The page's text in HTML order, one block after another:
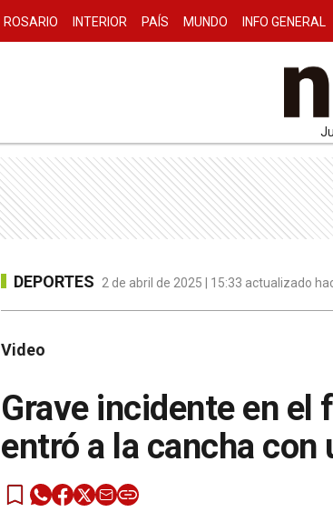
ROSARIO INTERIOR PAÍS MUNDO INFO GENERAL
DEPORTES 2 de abril de 2025 | 15:33 actualizado
Video
Grave incidente en
entró a la cancha